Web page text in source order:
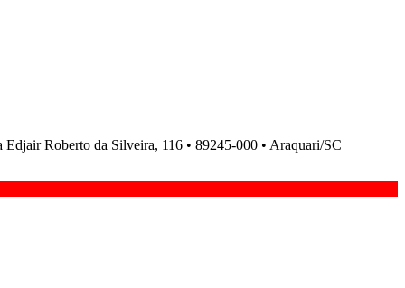
Roberto da Silveira, 116 • 89245-000 • Araquari/SC